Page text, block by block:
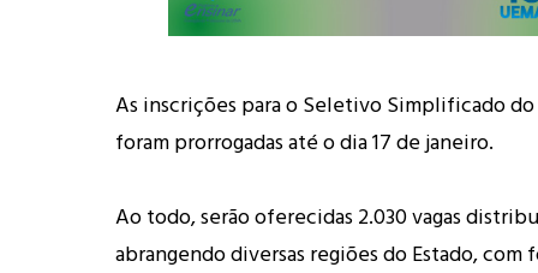
As inscrições para o Seletivo Simplificado do
foram prorrogadas até o dia 17 de janeiro.
Ao todo, serão oferecidas 2.030 vagas
abrangendo diversas regiões do Estado, com